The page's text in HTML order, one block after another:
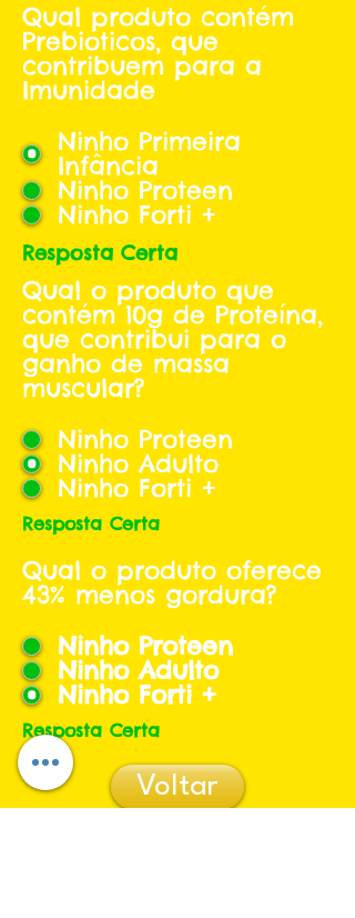
Qual produto contém
Prebioticos, que
contribuem para a
Imunidade
Ninho Primeira
Infância
Ninho Proteen
Ninho Forti +
Resposta Certa
Qual o produto que
contém 10g de Proteína,
que contribui para o
ganho de massa
muscular?
Ninho Proteen
Ninho Adulto
Ninho Forti +
Resposta Certa
Qual o produto oferece
43% menos gordura?
Ninho Proteen
Ninho Adulto
Ninho Forti +
Resposta Certa
Voltar